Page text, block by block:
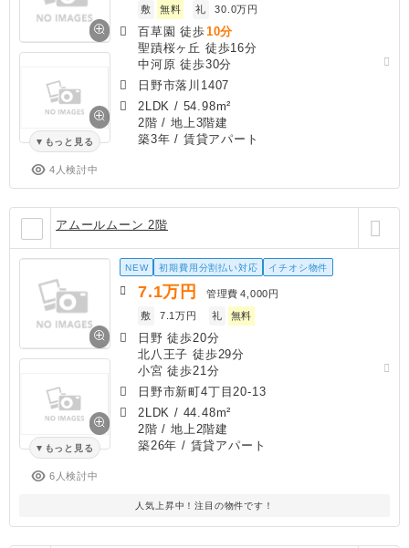
もっと見る
4人検討中
敷
無料 礼 30.0万円
百草園 徒歩10分
聖蹟桜ヶ丘 徒歩16分
中河原 徒歩30分
日野市落川1407
2LDK / 54.98m²
2階 / 地上3階建
築3年 / 賃貸アパート
アムールムーン 2階
もっと見る
6人検討中
NEW 初期費用分割払い対応 イチオシ物件
7.1万円 管理費 4,000円
敷
7.1万円 礼 無料
日野 徒歩20分
北八王子 徒歩29分
小宮 徒歩21分
日野市新町4丁目20-13
2LDK / 44.48m²
2階 / 地上2階建
築26年 / 賃貸アパート
人気上昇中！注目の物件です！